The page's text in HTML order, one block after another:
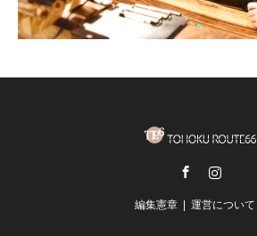
編集憲章 運営について